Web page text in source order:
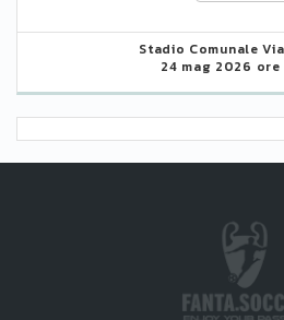
Stadio Comunale
24 mag 2026 ore